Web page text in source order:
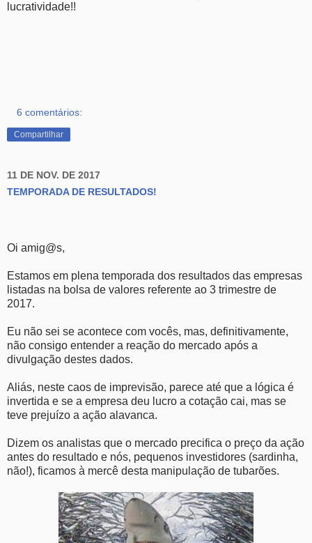
lucratividade!!
6 comentários:
Compartilhar
11 DE NOV. DE 2017
TEMPORADA DE RESULTADOS!
Oi amig@s,
Estamos em plena temporada dos resultados das empresas
listadas na bolsa de valores referente ao 3 trimestre de
2017.
Eu não sei se acontece com vocês, mas, definitivamente,
não consigo entender a reação do mercado após a
divulgação destes dados.
Aliás, neste caos de imprevisão, parece até que a lógica é
invertida e se a empresa deu lucro a cotação cai, mas se
teve prejuízo a ação alavanca.
Dizem os analistas que o mercado precifica o preço da ação
antes do resultado e nós, pequenos investidores (sardinha,
não!), ficamos à mercê desta manipulação de tubarões.